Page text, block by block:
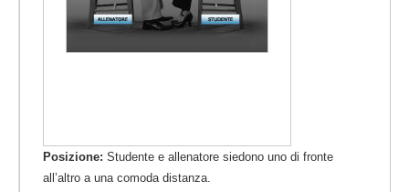
Posizione: Studente e allenatore siedono uno di fronte
all’altro a una comoda distanza.